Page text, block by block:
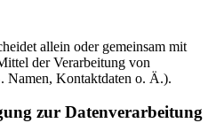
allein oder gemeinsam mit
der Verarbeitung von
Namen, Kontaktdaten o. Ä.).
zur Datenverarbeitung